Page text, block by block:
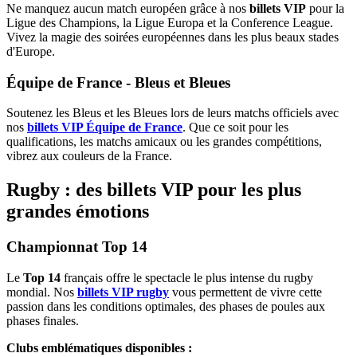
Ne manquez aucun match européen grâce à nos billets VIP pour la
Ligue des Champions, la Ligue Europa et la Conference League.
Vivez la magie des soirées européennes dans les plus beaux stades
d'Europe.
Équipe de France - Bleus et Bleues
Soutenez les Bleus et les Bleues lors de leurs matchs officiels avec
nos billets VIP Équipe de France. Que ce soit pour les
qualifications, les matchs amicaux ou les grandes compétitions,
vibrez aux couleurs de la France.
Rugby : des billets VIP pour les plus
grandes émotions
Championnat Top 14
Le Top 14 français offre le spectacle le plus intense du rugby
mondial. Nos billets VIP rugby vous permettent de vivre cette
passion dans les conditions optimales, des phases de poules aux
phases finales.
Clubs emblématiques disponibles :